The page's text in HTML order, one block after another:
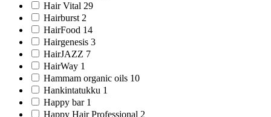
Hair Vital 29
Hairburst 2
HairFood 14
Hairgenesis 3
HairJAZZ 7
HairWay 1
Hammam organic oils 10
Hankintatukku 1
Happy bar 1
Happy Hair Professional 2